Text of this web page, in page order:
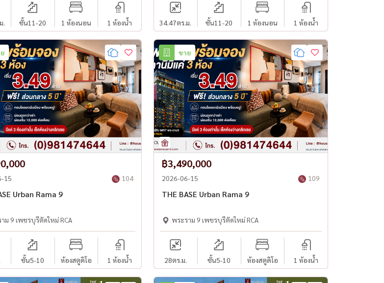
. ชั้น11-20 1 ห้องนอน 1 ห้องน้ำ 34.47ตร.ม. ชั้น11-20 1 ห้องนอน 1 ห้องน้ำ
15 104
Urban Rama 9
ม 9 เพชรบุรีตัดใหม่ RCA
ชั้น5-10 ห้องสตูดิโอ 1 ห้องน้ำ
ขาย
฿3,490,000
2026-06-15 109
THE BASE Urban Rama 9
พระราม 9 เพชรบุรีตัดใหม่ RCA
28ตร.ม. ชั้น5-10 ห้องสตูดิโอ 1 ห้องน้ำ